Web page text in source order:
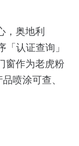
，奥地利
认证查询」
窗作为老虎粉
喷涂可查、